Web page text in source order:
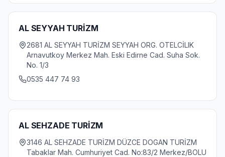
AL SEYYAH TURİZM
2681 AL SEYYAH TURİZM SEYYAH ORG. OTELCİLIK
Arnavutkoy Merkez Mah. Eski Edirne Cad. Suha Sok.
No. 1/3
0535 447 74 93
AL SEHZADE TURİZM
3146 AL SEHZADE TURİZM DÜZCE DOGAN TURİZM
Tabaklar Mah. Cumhuriyet Cad. No:83/2 Merkez/BOLU